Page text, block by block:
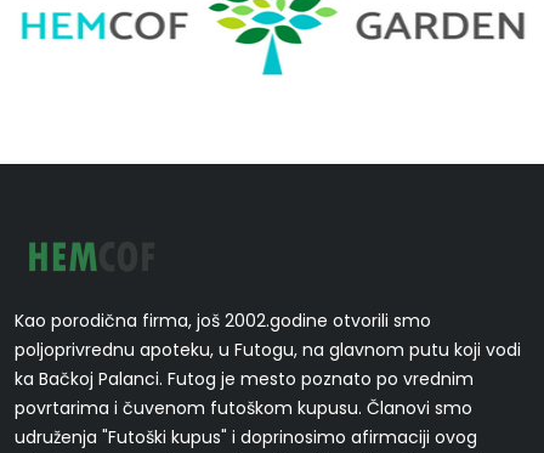
Kao porodična firma, još 2002.godine otvorili smo
poljoprivrednu apoteku, u Futogu, na glavnom putu koji vodi
ka Bačkoj Palanci. Futog je mesto poznato po vrednim
povrtarima i čuvenom futoškom kupusu. Članovi smo
udruženja "Futoški kupus" i doprinosimo afirmaciji ovog